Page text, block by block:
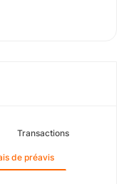
Transactions
de préavis